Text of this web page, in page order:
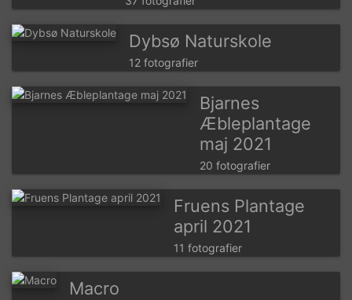
Dybsø Naturskole
12 fotografier
Bjarnes
Æbleplantage
maj 2021
20 fotografier
Fruens Plantage
april 2021
11 fotografier
Macro